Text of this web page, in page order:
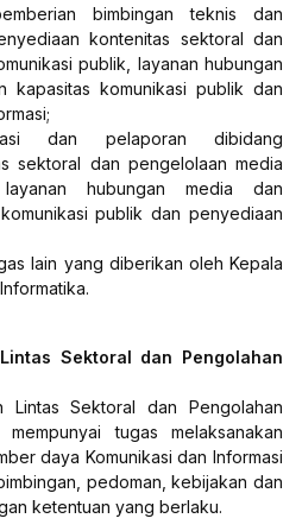
bimbingan teknis dan
kontenitas sektoral dan
publik, layanan hubungan
kapasitas komunikasi publik dan
dan pelaporan dibidang
sektoral dan pengelolaan media
hubungan media dan
publik dan penyediaan
lain yang diberikan oleh Kepala
Sektoral dan Pengolahan
Lintas Sektoral dan Pengolahan
tugas melaksanakan
daya Komunikasi dan Informasi
pedoman, kebijakan dan
ketentuan yang berlaku.